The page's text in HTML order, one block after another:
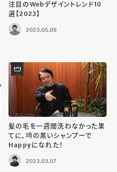
注目のWebデザイントレンド10
選【2023】
2023.05.09
髪の毛を一週間洗わなかった果
てに、噂の黒いシャンプーで
Happyになれた！
2023.03.07